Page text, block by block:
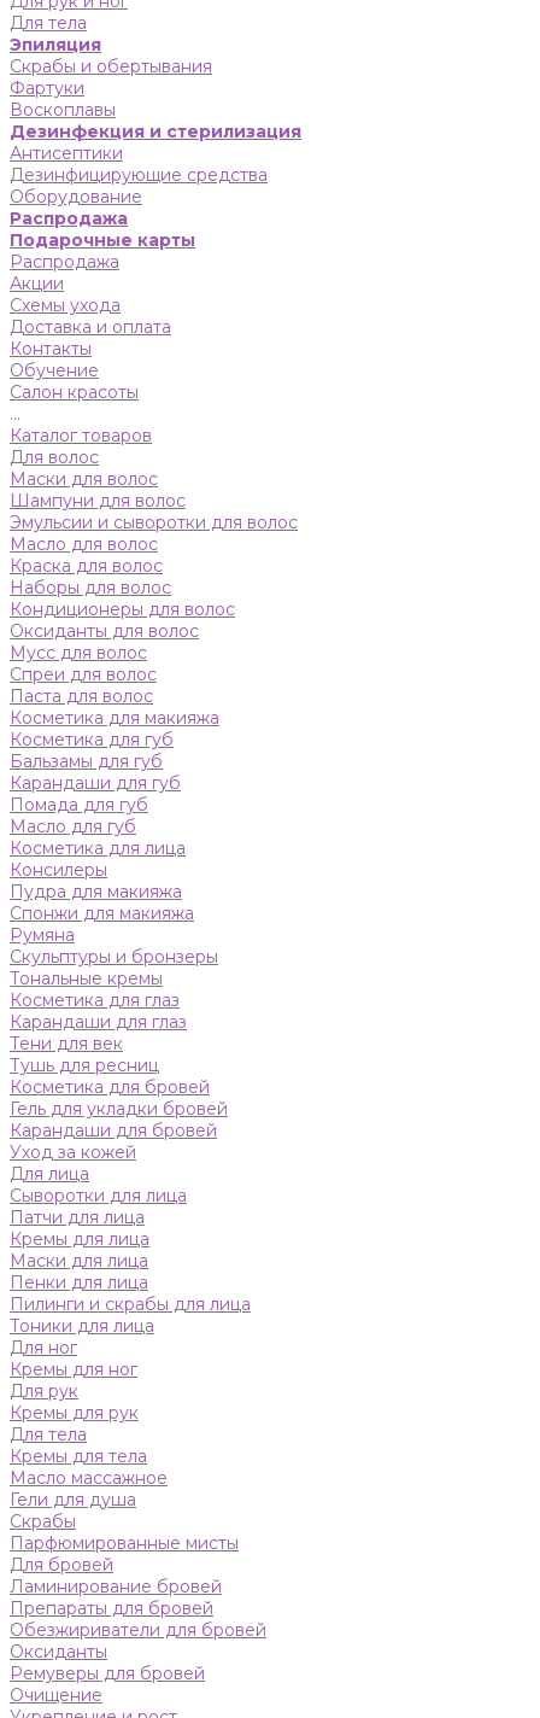
Для тела
Эпиляция
Скрабы и обертывания
Фартуки
Воскоплавы
Дезинфекция и стерилизация
Антисептики
Дезинфицирующие средства
Оборудование
Распродажа
Подарочные карты
Распродажа
Акции
Схемы ухода
Доставка и оплата
Контакты
Обучение
Салон красоты
...
Каталог товаров
Для волос
Маски для волос
Шампуни для волос
Эмульсии и сыворотки для волос
Масло для волос
Краска для волос
Наборы для волос
Кондиционеры для волос
Оксиданты для волос
Мусс для волос
Спреи для волос
Паста для волос
Косметика для макияжа
Косметика для губ
Бальзамы для губ
Карандаши для губ
Помада для губ
Масло для губ
Косметика для лица
Консилеры
Пудра для макияжа
Спонжи для макияжа
Румяна
Скульптуры и бронзеры
Тональные кремы
Косметика для глаз
Карандаши для глаз
Тени для век
Тушь для ресниц
Косметика для бровей
Гель для укладки бровей
Карандаши для бровей
Уход за кожей
Для лица
Сыворотки для лица
Патчи для лица
Кремы для лица
Маски для лица
Пенки для лица
Пилинги и скрабы для лица
Тоники для лица
Для ног
Кремы для ног
Для рук
Кремы для рук
Для тела
Кремы для тела
Масло массажное
Гели для душа
Скрабы
Парфюмированные мисты
Для бровей
Ламинирование бровей
Препараты для бровей
Обезжириватели для бровей
Оксиданты
Ремуверы для бровей
Очищение